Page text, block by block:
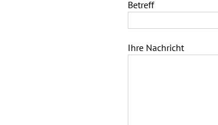
Betreff
Ihre Nachricht